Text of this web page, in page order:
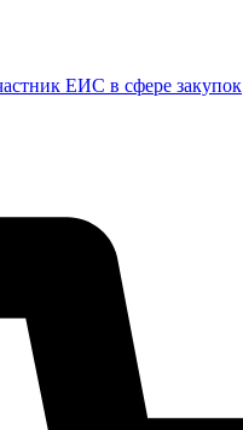
ЕИС в сфере закупок